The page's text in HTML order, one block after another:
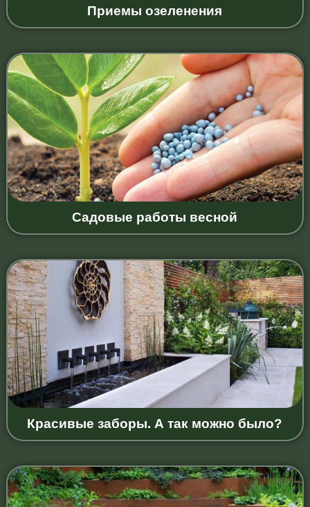
Приемы озеленения
Садовые работы весной
Красивые заборы. А так можно было?